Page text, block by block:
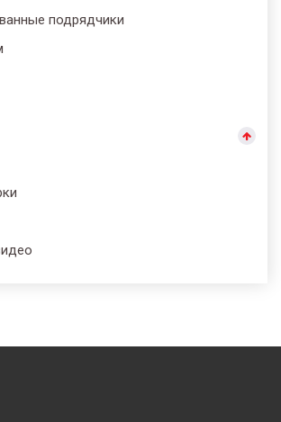
подрядчики